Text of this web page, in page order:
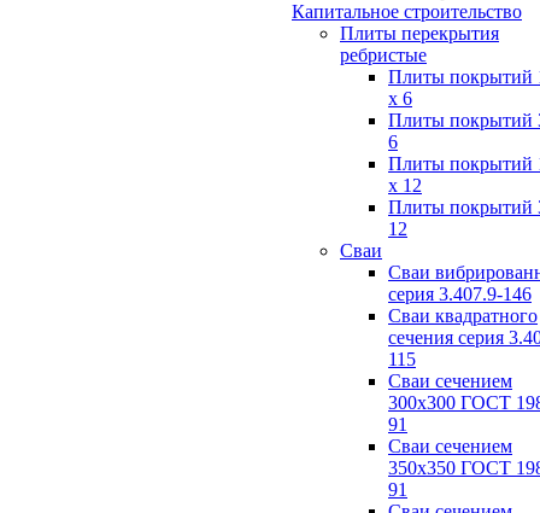
Капитальное строительство
Плиты перекрытия
ребристые
Плиты покрытий
x 6
Плиты покрытий
6
Плиты покрытий
x 12
Плиты покрытий
12
Сваи
Сваи
серия 3.407.9-146
Сваи квадратного
сечения серия
115
Сваи сечением
300х300 ГОСТ
91
Сваи сечением
350х350 ГОСТ
91